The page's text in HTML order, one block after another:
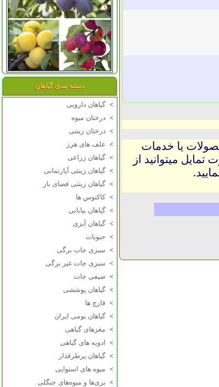
دسته بندی گیاهان
> گیاهان دارویی
> درختان میوه
> درختان زینتی
> علف های هرز
> گیاهان زراعی
> گیاهان زینتی آپارتمانی
> گیاهان زینتی فضای باز
> کاکتوس ها
> گیاهان بیابانی
> گیاهان آبزی
> حبوبات
> سبزی جات برگی
> سبزی جات غیر برگی
> صیفی جات
> گیاهان پوششی
> قارچ ها
> گیاهان بومی ایران
> مغزهای گیاهی
>
ادویه های گیاهی
> گیاهان پرطرفدار
> میوه های استوایی
> بری‌ها و میوه‌های جنگلی
یا خدمات
میتوانید از